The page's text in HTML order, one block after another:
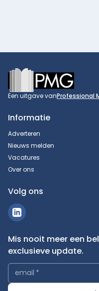
Footer
Een uitgave vanProfessional
Informatie
Adverteren
Nieuws melden
Vacatures
Over ons
Volg ons
Mis nooit meer een
exclusieve update.
email *